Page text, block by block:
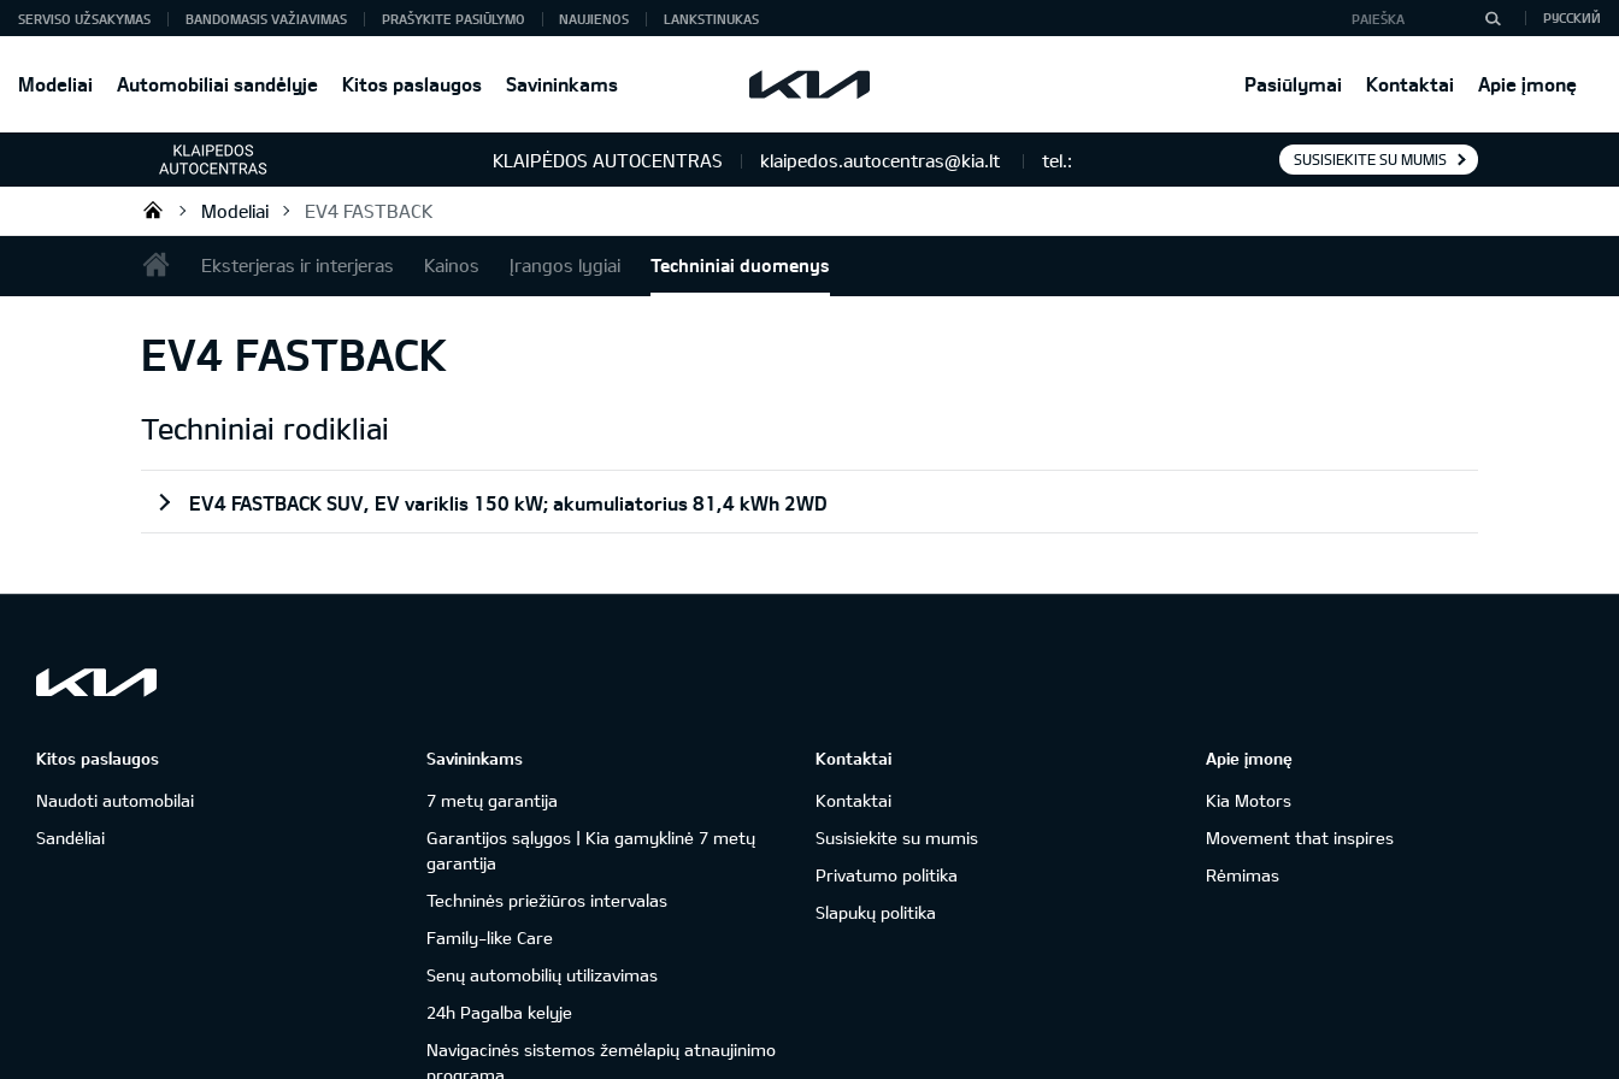
Modeliai Automobiliai sandėlyje Kitos paslaugos Savininkams Pasiūlymai Kontaktai Apie įmonę
SERVISO UŽSAKYMAS BANDOMASIS VAŽIAVIMAS PRAŠYKITE PASIŪLYMO NAUJIENOS LANKSTINUKAS РУССКИЙ
KLAIPĖDOS AUTOCENTRAS klaipedos.autocentras@kia.lt tel.: SUSISIEKITE SU MUMIS
Klaipėdos Autocentras
Modeliai EV4 FASTBACK
Eksterjeras ir interjeras Kainos Įrangos lygiai Techniniai duomenys
EV4 FASTBACK
Techniniai rodikliai
EV4 FASTBACK SUV, EV variklis 150 kW; akumuliatorius 81,4 kWh 2WD
Kitos paslaugos
Naudoti automobilai
Sandėliai
Savininkams
7 metų garantija
Garantijos sąlygos | Kia gamyklinė 7 metų
garantija
Techninės priežiūros intervalas
Family-like Care
Senų automobilių utilizavimas
24h Pagalba kelyje
Navigacinės sistemos žemėlapių atnaujinimo
Kontaktai
Kontaktai
Susisiekite su mumis
Privatumo politika
Slapukų politika
Apie įmonę
Kia Motors
Movement that inspires
Rėmimas